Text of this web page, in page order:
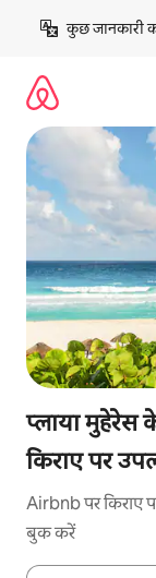
छोड़कर
कॉन्टेंट
कुछ जानकारी
प्लाया मुहेरेस
किराए पर
Airbnb पर किराए
बुक करें